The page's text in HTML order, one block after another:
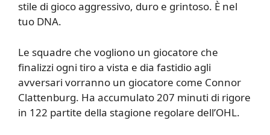
stile di gioco aggressivo, duro e grintoso. È nel
tuo DNA.
Le squadre che vogliono un giocatore che
finalizzi ogni tiro a vista e dia fastidio agli
avversari vorranno un giocatore come Connor
Clattenburg. Ha accumulato 207 minuti di rigore
in 122 partite della stagione regolare dell’OHL.